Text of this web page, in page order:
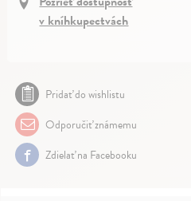
v kníhkupectvách
Pridať do wishlistu
Odporučiť známemu
Zdielať na Facebooku